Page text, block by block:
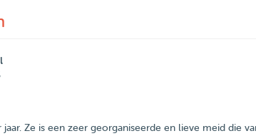
jaar. Ze is een zeer georganiseerde en lieve meid die